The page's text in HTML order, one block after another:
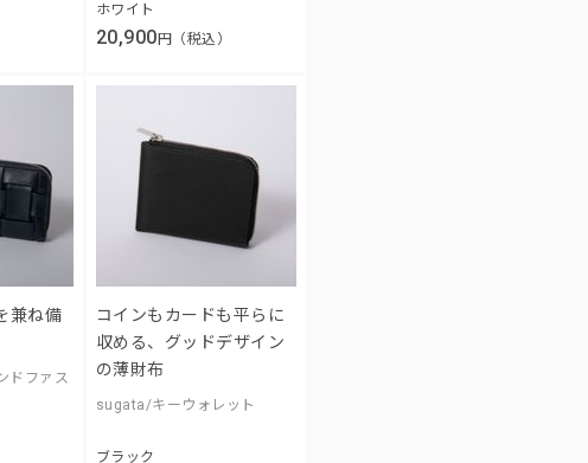
ホワイト
20,900 円（税込）
兼ね備
ドファス
コインもカードも平らに
収める、グッドデザイン
の薄財布
sugata/キーウォレット
ブラック